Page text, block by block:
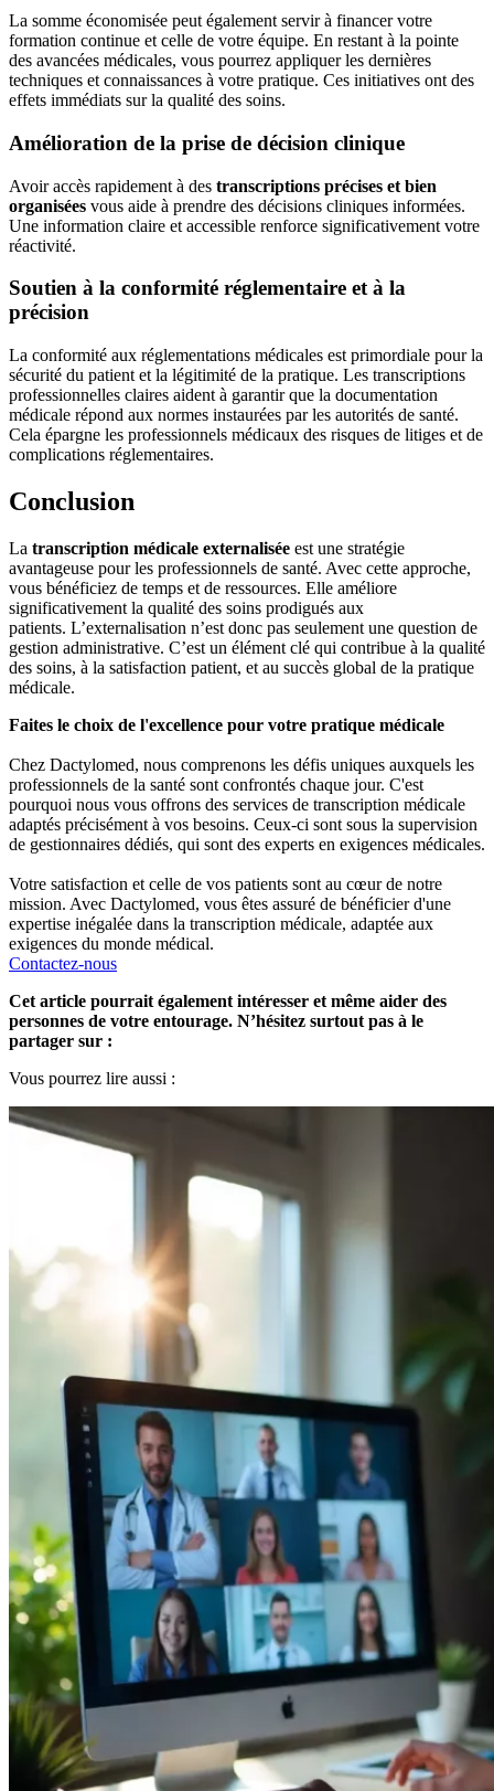
La somme économisée peut également servir à financer votre
formation continue et celle de votre équipe. En restant à la pointe
des avancées médicales, vous pourrez appliquer les dernières
techniques et connaissances à votre pratique. Ces initiatives ont des
effets immédiats sur la qualité des soins.
Amélioration de la prise de décision clinique
Avoir accès rapidement à des transcriptions précises et bien
organisées vous aide à prendre des décisions cliniques informées.
Une information claire et accessible renforce significativement votre
réactivité.
Soutien à la conformité réglementaire et à la
précision
La conformité aux réglementations médicales est primordiale pour la
sécurité du patient et la légitimité de la pratique. Les transcriptions
professionnelles claires aident à garantir que la documentation
médicale répond aux normes instaurées par les autorités de santé.
Cela épargne les professionnels médicaux des risques de litiges et de
complications réglementaires.
Conclusion
La transcription médicale externalisée est une stratégie
avantageuse pour les professionnels de santé. Avec cette approche,
vous bénéficiez de temps et de ressources. Elle améliore
significativement la qualité des soins prodigués aux
patients. L’externalisation n’est donc pas seulement une question de
gestion administrative. C’est un élément clé qui contribue à la qualité
des soins, à la satisfaction patient, et au succès global de la pratique
médicale.
Faites le choix de l'excellence pour votre pratique médicale
Chez Dactylomed, nous comprenons les défis uniques auxquels les
professionnels de la santé sont confrontés chaque jour. C'est
pourquoi nous vous offrons des services de transcription médicale
adaptés précisément à vos besoins. Ceux-ci sont sous la supervision
de gestionnaires dédiés, qui sont des experts en exigences médicales.
Votre satisfaction et celle de vos patients sont au cœur de notre
mission. Avec Dactylomed, vous êtes assuré de bénéficier d'une
expertise inégalée dans la transcription médicale, adaptée aux
exigences du monde médical.
Contactez-nous
Cet article pourrait également intéresser et même aider des
personnes de votre entourage. N’hésitez surtout pas à le
partager sur :
Vous pourrez lire aussi :